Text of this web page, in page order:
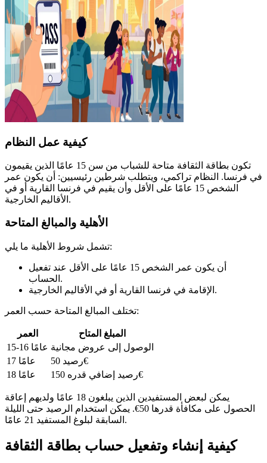
كيفية عمل النظام
تكون بطاقة الثقافة متاحة للشباب من سن 15 عامًا الذين يقيمون
في فرنسا. النظام تراكمي، ويتطلب شرطين رئيسيين: أن يكون عمر
الشخص 15 عامًا على الأقل وأن يقيم في فرنسا القارية أو في
الأقاليم الخارجية.
الأهلية والمبالغ المتاحة
تشمل شروط الأهلية ما يلي:
أن يكون عمر الشخص 15 عامًا على الأقل عند تفعيل
الحساب.
الإقامة في فرنسا القارية أو في الأقاليم الخارجية.
تختلف المبالغ المتاحة حسب العمر:
العمر
المبلغ المتاح
15-16 عامًا الوصول إلى عروض مجانية
17 عامًا
رصيد 50€
18 عامًا
رصيد إضافي قدره 150€
يمكن لبعض المستفيدين الذين يبلغون 18 عامًا ولديهم إعاقة
الحصول على مكافأة قدرها 50€. يمكن استخدام الرصيد حتى الليلة
السابقة لبلوغ المستفيد 21 عامًا.
كيفية إنشاء وتفعيل حساب بطاقة الثقافة